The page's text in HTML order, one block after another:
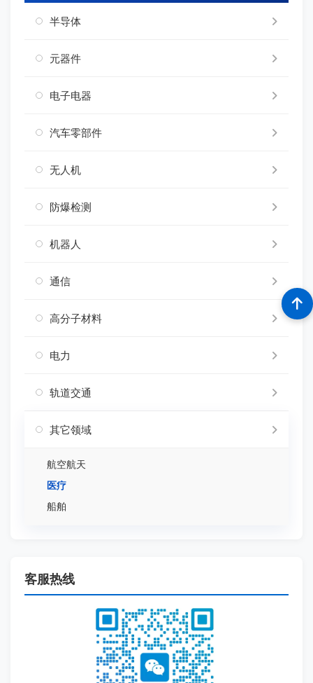
半导体
元器件
电子电器
汽车零部件
无人机
防爆检测
机器人
通信
高分子材料
电力
轨道交通
其它领域
航空航天
医疗
船舶
客服热线